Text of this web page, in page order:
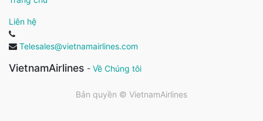
Liên hệ
Telesales@vietnamairlines.com
VietnamAirlines - Về Chúng tôi
Bản quyền © VietnamAirlines